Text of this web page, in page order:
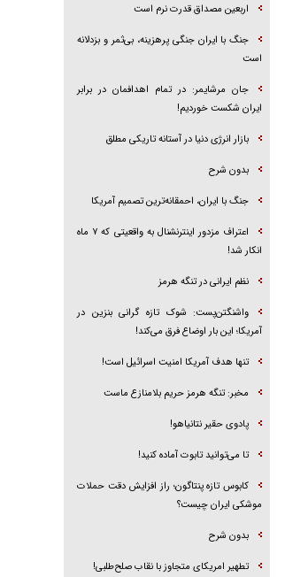
اربعین مصداق قدرت نرم است
جنگ با ایران جنگی پرهزینه، بی‌ثمر و بزدلانه
است
جان مرشایمر: در تمام اهدافمان در برابر
ایران شکست خوردیم!
بازار انرژی دنیا در آستانه تاریکی مطلق
بدون شرح
جنگ با ایران، احمقانه‌ترین تصمیم آمریکا
اعتراف مزدور اینترنشنال به واقعیتی که ۷ ماه
انکار شد!
نظم ایرانی در تنگه هرمز
واشنگتن‌پست: شوک تازه گرانی بنزین در
آمریکا؛ این بار اوضاع فرق می‌کند!
تنها هدف آمریکا امنیت اسرائیل است!
مخبر: تنگه هرمز حریم بلامنازع ماست
پادوی حقیر نتانیاهو!
تا می‌توانید تابوت آماده کنید!
کابوس تازه پنتاگون؛ راز افزایش دقت حملات
موشکی ایران چیست؟
بدون شرح
تطهیر امریکای متجاوز با نقاب صلح‌طلبی!